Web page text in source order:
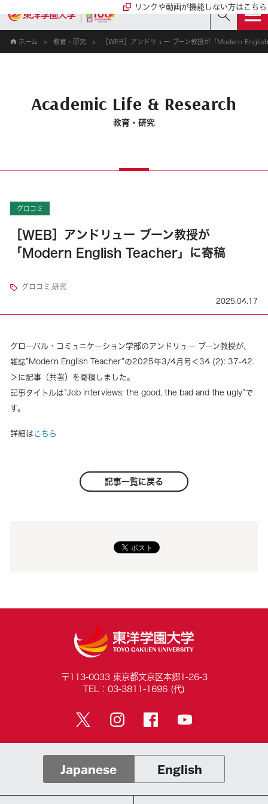
ホーム 教育・研究 ［WEB］アンドリュー ブーン教授が「Modern
Academic Life & Research
教育・研究
リンクや動画が機能しない方はこちら
グロコミ
［WEB］アンドリュー ブーン教授が
「Modern English Teacher」に寄稿
グロコミ ,研究
2025.04.17
グローバル・コミュニケーション学部のアンドリュー ブーン教授が、
雑誌”Modern English Teacher”の2025年3/4月号＜34 (2): 37-42.
＞に記事（共著）を寄稿しました。
記事タイトルは”Job interviews: the good, the bad and the ugly”で
す。
詳細は こちら
記事一覧に戻る
〒113-0033 東京都文京区本郷1-26-3
TEL：03-3811-1696 (代)
Japanese English